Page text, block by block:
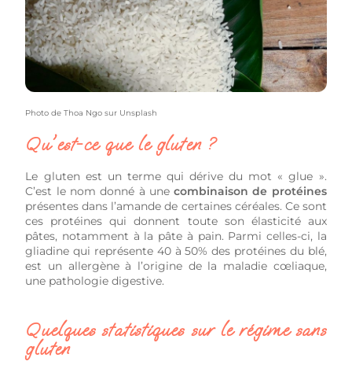
Photo deThoa Ngo sur Unsplash
Qu'est-ce que le gluten ?
Le gluten est un terme qui dérive du mot « glue ».
C’est le nom donné à unecombinaison de protéines
présentes dans l’amande de certaines céréales. Ce sont
ces protéines qui donnent toute son élasticité aux
pâtes, notamment à la pâte à pain. Parmi celles-ci, la
gliadine qui représente 40 à 50% des protéines du blé,
est un allergène à l’origine de la maladie cœliaque,
une pathologie digestive.
Quelques statistiques sur le régime sans
gluten